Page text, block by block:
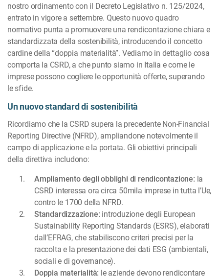
nostro ordinamento con il Decreto Legislativo n. 125/2024,
entrato in vigore a settembre. Questo nuovo quadro
normativo punta a promuovere una rendicontazione chiara e
standardizzata della sostenibilità, introducendo il concetto
cardine della “doppia materialità”. Vediamo in dettaglio cosa
comporta la CSRD, a che punto siamo in Italia e come le
imprese possono cogliere le opportunità offerte, superando
le sfide.
Un nuovo standard di sostenibilità
Ricordiamo che la CSRD supera la precedente Non-Financial
Reporting Directive (NFRD), ampliandone notevolmente il
campo di applicazione e la portata. Gli obiettivi principali
della direttiva includono:
Ampliamento degli obblighi di rendicontazione: la
CSRD interessa ora circa 50mila imprese in tutta l’Ue,
contro le 1700 della NFRD.
Standardizzazione: introduzione degli European
Sustainability Reporting Standards (ESRS), elaborati
dall’EFRAG, che stabiliscono criteri precisi per la
raccolta e la presentazione dei dati ESG (ambientali,
sociali e di governance).
Doppia materialità: le aziende devono rendicontare